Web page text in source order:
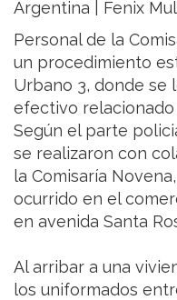
Argentina | Fenix
Personal de la
un procedimiento
Urbano 3, donde se
efectivo
Según el parte
se realizaron con
la Comisaría
ocurrido en el
en avenida Santa
Al arribar a una
los uniformados